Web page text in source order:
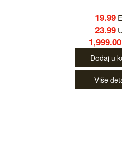
19.99
23.99
1,999.00
Dodaj u
Više